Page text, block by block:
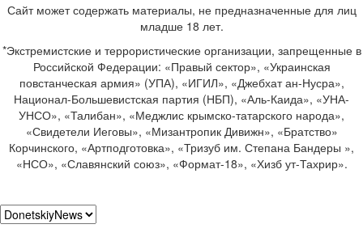
Сайт может содержать материалы, не предназначенные для лиц
младше 18 лет.
*Экстремистские и террористические организации, запрещенные в
Российской Федерации: «Правый сектор», «Украинская
повстанческая армия» (УПА), «ИГИЛ», «Джебхат ан-Нусра»,
Национал-Большевистская партия (НБП), «Аль-Каида», «УНА-
УНСО», «Талибан», «Меджлис крымско-татарского народа»,
«Свидетели Иеговы», «Мизантропик Дивижн», «Братство»
Корчинского, «Артподготовка», «Тризуб им. Степана Бандеры »,
«НСО», «Славянский союз», «Формат-18», «Хизб ут-Тахрир».